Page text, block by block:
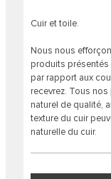
Cuir et toile.
Nous nous
produits
par rapport aux
recevrez. Tous
naturel de qualité,
texture du cuir
naturelle du cuir.